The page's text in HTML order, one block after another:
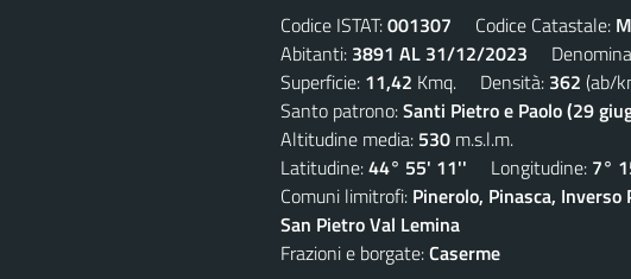
Codice ISTAT:001307 Codice Catastale:
Abitanti: 3891 AL 31/12/2023
Superficie: 11,42 Kmq. Densità: 362 (ab/
Santo patrono:Santi Pietro e Paolo (29
Altitudine media: 530 m.s.l.m.
Latitudine:44° 55' 11'' Longitudine: 7°
Comuni limitrofi: Pinerolo, Pinasca, Inverso
San Pietro Val Lemina
Frazioni e borgate:Caserme